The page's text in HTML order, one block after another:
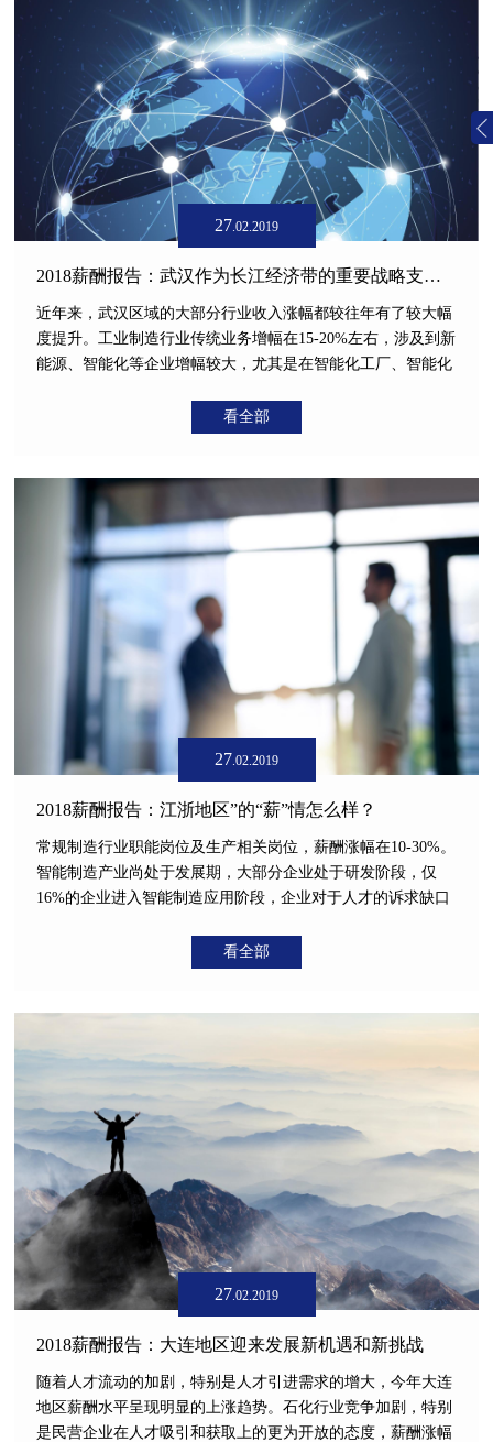
27.02.2019
2018薪酬报告：武汉作为长江经济带的重要战略支点，这些人要涨薪了
近年来，武汉区域的大部分行业收入涨幅都较往年有了较大幅
度提升。工业制造行业传统业务增幅在15-20%左右，涉及到新
能源、智能化等企业增幅较大，尤其是在智能化工厂、智能化
看全部
27.02.2019
2018薪酬报告：江浙地区”的“薪”情怎么样？
常规制造行业职能岗位及生产相关岗位，薪酬涨幅在10-30%。
智能制造产业尚处于发展期，大部分企业处于研发阶段，仅
16%的企业进入智能制造应用阶段，企业对于人才的诉求缺口
制造领域的人才薪酬快速涨幅30-40%，核心研发人才涨幅可达
看全部
27.02.2019
2018薪酬报告：大连地区迎来发展新机遇和新挑战
随着人才流动的加剧，特别是人才引进需求的增大，今年大连
地区薪酬水平呈现明显的上涨趋势。石化行业竞争加剧，特别
是民营企业在人才吸引和获取上的更为开放的态度，薪酬涨幅